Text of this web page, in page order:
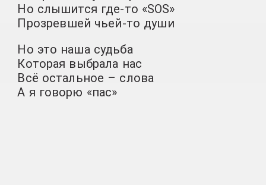
Но слышится где-то «SOS»
Прозревшей чьей-то души
Но это наша судьба
Которая выбрала нас
Всё остальное – слова
А я говорю «пас»